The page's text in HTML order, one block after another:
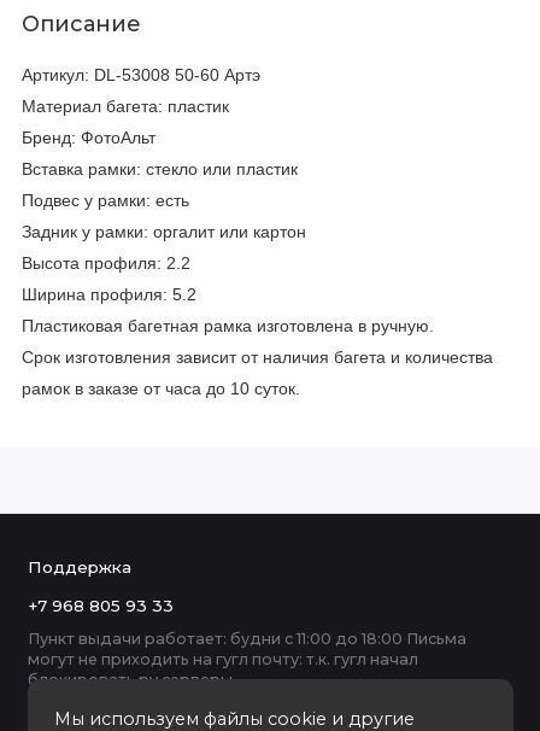
Описание
Артикул: DL-53008 50-60 Артэ
Материал багета: пластик
Бренд: ФотоАльт
Вставка рамки: стекло или пластик
Подвес у рамки: есть
Задник у рамки: оргалит или картон
Высота профиля: 2.2
Ширина профиля: 5.2
Пластиковая багетная рамка изготовлена в ручную.
Срок изготовления зависит от наличия багета и количества
рамок в заказе от часа до 10 суток.
Мы используем файлы cookie и другие
Поддержка
+7 968 805 93 33
Пункт выдачи работает: будни с 11:00 до 18:00 Письма
могут не приходить на гугл почту: т.к. гугл начал
блокировать ру серверы